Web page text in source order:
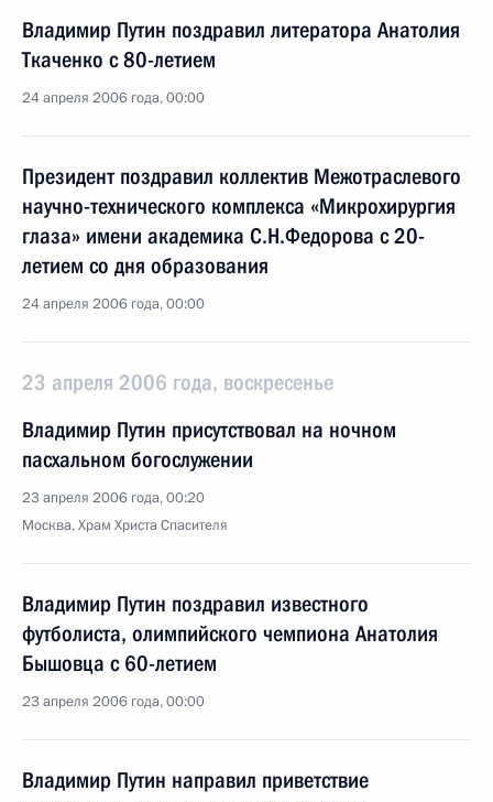
Владимир Путин поздравил литератора Анатолия
Ткаченко с 80-летием
24 апреля 2006 года, 00:00
Президент поздравил коллектив Межотраслевого
научно-технического комплекса «Микрохирургия
глаза» имени академика С.Н.Федорова с 20-
летием со дня образования
24 апреля 2006 года, 00:00
23 апреля 2006 года, воскресенье
Владимир Путин присутствовал на ночном
пасхальном богослужении
23 апреля 2006 года, 00:20
Москва, Храм Христа Спасителя
Владимир Путин поздравил известного
футболиста, олимпийского чемпиона Анатолия
Бышовца с 60-летием
23 апреля 2006 года, 00:00
Владимир Путин направил приветствие